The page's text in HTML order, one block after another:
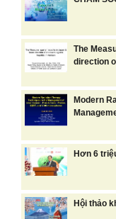
The
direction
Modern
Hơn 6
Hội thảo